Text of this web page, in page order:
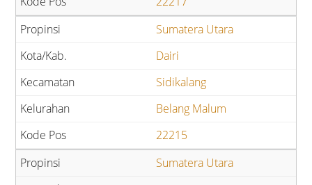
Sumatera Utara
Dairi
Sidikalang
Belang Malum
22215
Sumatera Utara